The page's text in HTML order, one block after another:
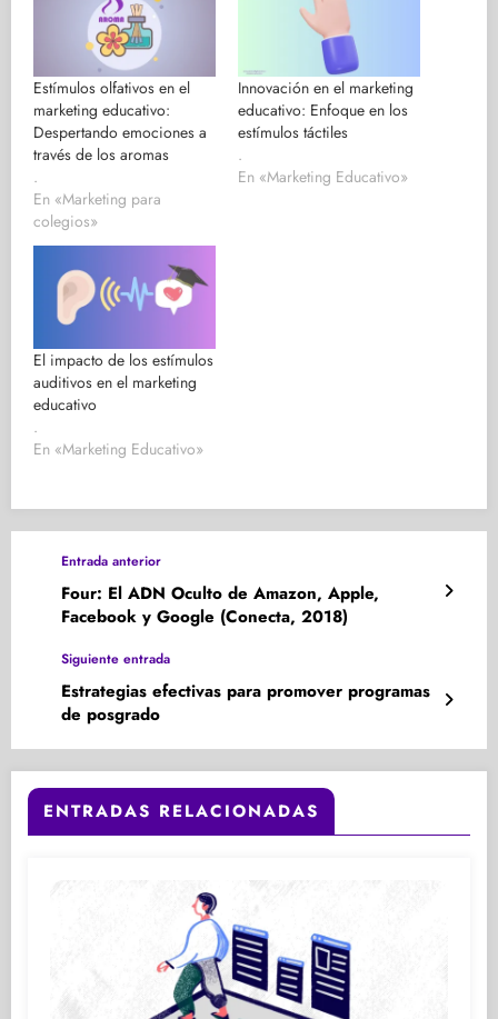
Estímulos olfativos en el
marketing educativo:
Despertando emociones a
través de los aromas
.
En «Marketing para
colegios»
Innovación en el marketing
educativo: Enfoque en los
estímulos táctiles
.
En «Marketing Educativo»
El impacto de los estímulos
auditivos en el marketing
educativo
.
En «Marketing Educativo»
Entrada anterior
Four: El ADN Oculto de Amazon, Apple,
Facebook y Google (Conecta, 2018)
Siguiente entrada
Estrategias efectivas para promover programas
de posgrado
ENTRADAS RELACIONADAS